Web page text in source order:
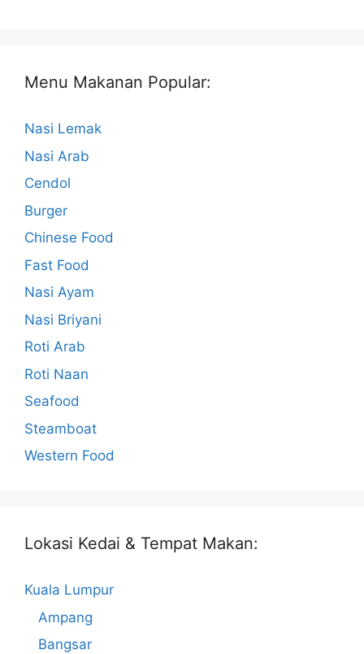
Menu Makanan Popular:
Nasi Lemak
Nasi Arab
Cendol
Burger
Chinese Food
Fast Food
Nasi Ayam
Nasi Briyani
Roti Arab
Roti Naan
Seafood
Steamboat
Western Food
Lokasi Kedai & Tempat Makan:
Kuala Lumpur
Ampang
Bangsar